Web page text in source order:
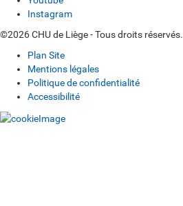
Instagram
©2026 CHU de Liège - Tous droits réservés.
Plan Site
Mentions légales
Politique de confidentialité
Accessibilité